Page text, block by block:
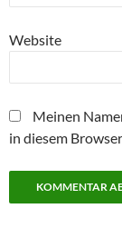
Website
Meinen
in diesem